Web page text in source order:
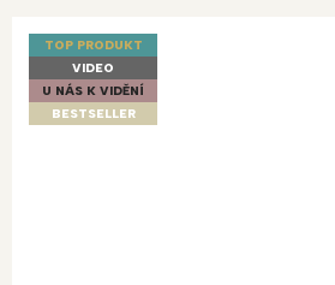
TOP PRODUKT
VIDEO
U NÁS K VIDĚNÍ
BESTSELLER